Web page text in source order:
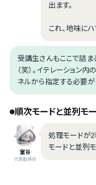
出ます。
これ、地味にハ
受講生さんもここで詰
（笑）。イテレーション
ネルから指定する必要が
順次モードと並列モ
室谷
代表取締役
処理モードが2
モードと並列